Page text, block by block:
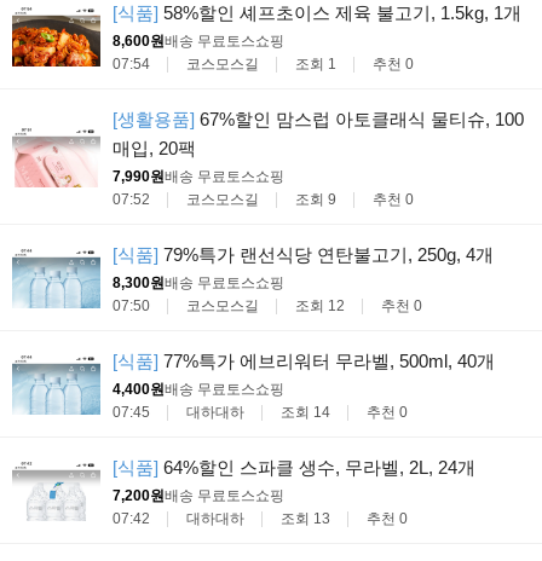
[식품] 58%할인 셰프초이스 제육 불고기, 1.5kg, 1개
8,600원배송 무료 토스쇼핑
07:54
코스모스길 조회 1 추천 0
[생활용품] 67%할인 맘스럽 아토클래식 물티슈, 100
매입, 20팩
7,990원배송 무료 토스쇼핑
07:52
코스모스길 조회 9 추천 0
[식품] 79%특가 랜선식당 연탄불고기, 250g, 4개
8,300원배송 무료 토스쇼핑
07:50
코스모스길 조회 12 추천 0
[식품] 77%특가 에브리워터 무라벨, 500ml, 40개
4,400원배송 무료 토스쇼핑
07:45
대하대하 조회 14 추천 0
[식품] 64%할인 스파클 생수, 무라벨, 2L, 24개
7,200원배송 무료 토스쇼핑
07:42
대하대하 조회 13 추천 0